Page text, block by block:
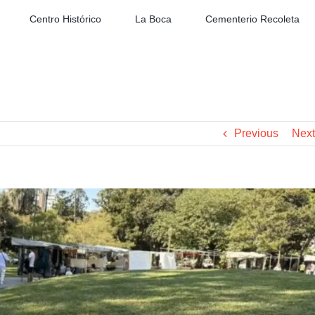
Centro Histórico La Boca Cementerio Recoleta
Previous Next